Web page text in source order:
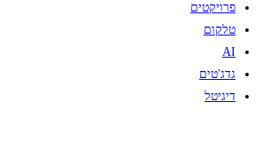
פרויקטים
טלקום
AI
גדג'טים
דיגיטל